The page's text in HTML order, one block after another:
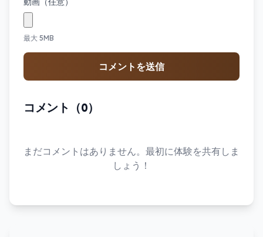
最大 5MB
コメントを送信
コメント（0）
まだコメントはありません。最初に体験を共有しま
しょう！